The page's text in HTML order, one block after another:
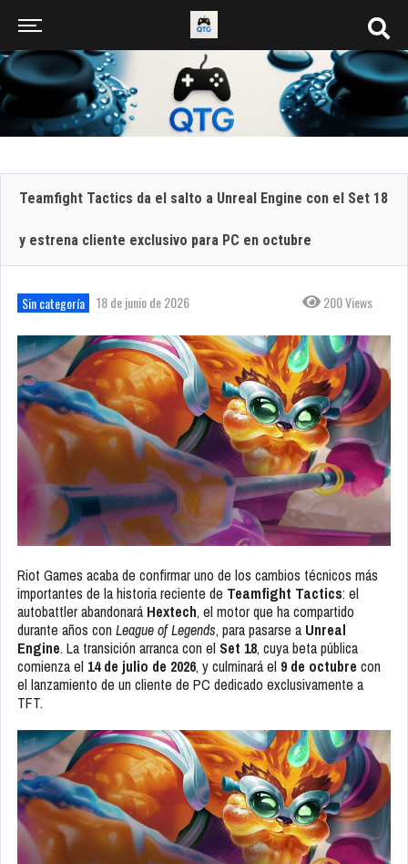
Teamfight Tactics da el salto a Unreal Engine con el Set 18
y estrena cliente exclusivo para PC en octubre
Sin categoría 18 de junio de 2026 200 Views
Riot Games acaba de confirmar uno de los cambios técnicos más
importantes de la historia reciente de Teamfight Tactics: el
autobattler abandonará Hextech, el motor que ha compartido
durante años con League of Legends, para pasarse a Unreal
Engine. La transición arranca con el Set 18, cuya beta pública
comienza el 14 de julio de 2026, y culminará el 9 de octubre con
el lanzamiento de un cliente de PC dedicado exclusivamente a
TFT.